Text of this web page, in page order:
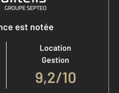
est notée
Location
Gestion
9,2/10